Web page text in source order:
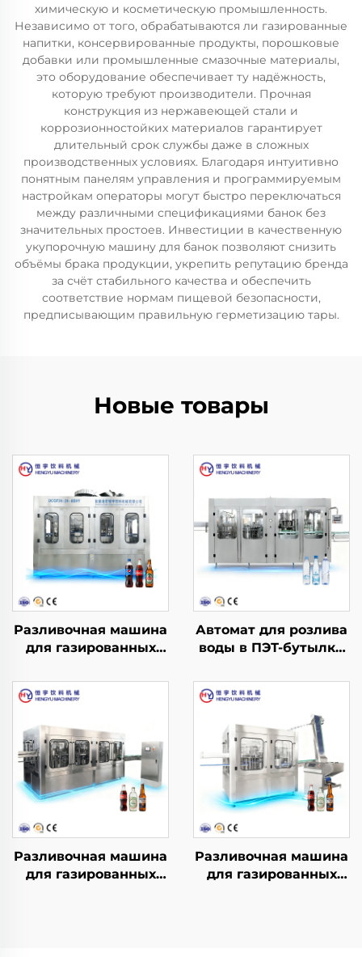
химическую и косметическую промышленность.
Независимо от того, обрабатываются ли газированные
напитки, консервированные продукты, порошковые
добавки или промышленные смазочные материалы,
это оборудование обеспечивает ту надёжность,
которую требуют производители. Прочная
конструкция из нержавеющей стали и
коррозионностойких материалов гарантирует
длительный срок службы даже в сложных
производственных условиях. Благодаря интуитивно
понятным панелям управления и программируемым
настройкам операторы могут быстро переключаться
между различными спецификациями банок без
значительных простоев. Инвестиции в качественную
укупорочную машину для банок позволяют снизить
объёмы брака продукции, укрепить репутацию бренда
за счёт стабильного качества и обеспечить
соответствие нормам пищевой безопасности,
предписывающим правильную герметизацию тары.
Новые товары
Разливочная машина
для газированных
6BHY
Автомат для розлива
воды в ПЭТ-бутылки
Разливочная машина
для газированных
Разливочная машина
для газированных